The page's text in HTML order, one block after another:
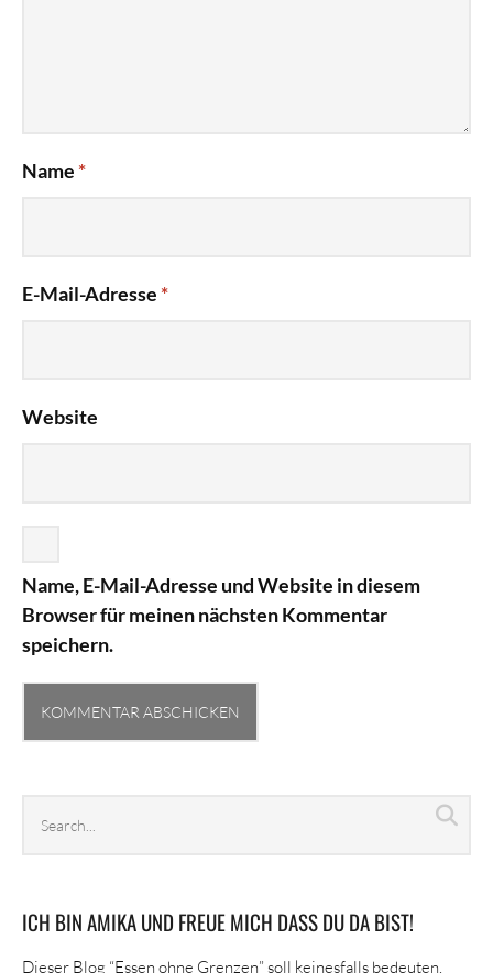
Name *
E-Mail-Adresse *
Website
Name, E-Mail-Adresse und Website in diesem
Browser für meinen nächsten Kommentar
speichern.
archives
ICH BIN AMIKA UND FREUE MICH DASS DU DA BIST!
Dieser Blog “Essen ohne Grenzen” soll keinesfalls bedeuten,